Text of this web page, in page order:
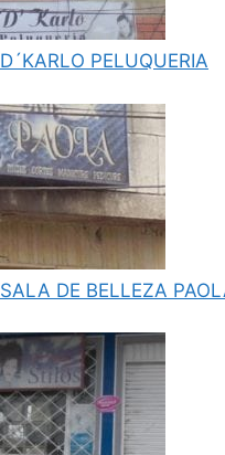
D´KARLO PELUQUERIA
SALA DE BELLEZA